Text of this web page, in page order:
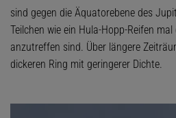
sind gegen die Äquatorebene des
Teilchen wie ein Hula-Hopp-Reifen
anzutreffen sind. Über längere
dickeren Ring mit geringerer Dichte.